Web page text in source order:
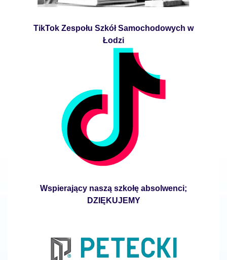
TikTok Zespołu Szkół Samochodowych w
Łodzi
Wspierający naszą szkołę absolwenci;
DZIĘKUJEMY